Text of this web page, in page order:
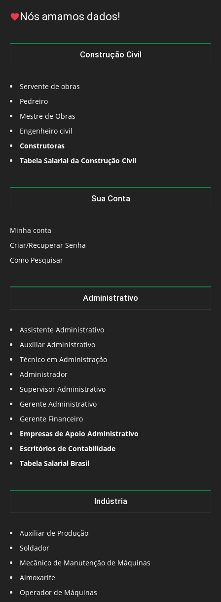
Nós amamos dados!
Construção Civil
Servente de obras
Pedreiro
Mestre de Obras
Engenheiro civil
Construtoras
Tabela Salarial da Construção Civil
Sua Conta
Minha conta
Criar/Recuperar Senha
Como Pesquisar
Administrativo
Assistente Administrativo
Auxiliar Administrativo
Técnico em Administração
Administrador
Supervisor Administrativo
Gerente Administrativo
Gerente Financeiro
Empresas de Apoio Administrativo
Escritórios de Contabilidade
Tabela Salarial Brasil
Indústria
Auxiliar de Produção
Soldador
Mecânico de Manutenção de Máquinas
Almoxarife
Operador de Máquinas